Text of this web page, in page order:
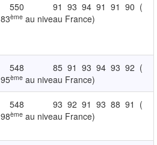
550 91 93 94 91 91 90 (
83èmeau niveau France)
548 85 91 93 94 93 92 (
95èmeau niveau France)
548 93 92 91 93 88 91 (
98èmeau niveau France)